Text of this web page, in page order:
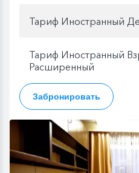
Тариф Иностранный
Тариф Иностранный
Расширенный
Забронировать